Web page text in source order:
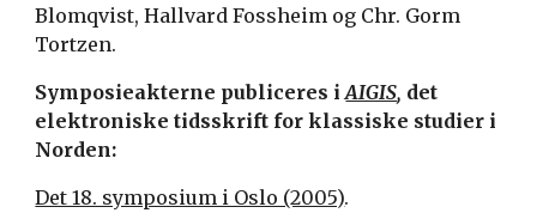
Blomqvist, Hallvard Fossheim og Chr. Gorm
Tortzen.
Symposieakterne publiceres iAIGIS, det
elektroniske tidsskrift for klassiske studier i
Norden:
Det 18. symposium i Oslo (2005).